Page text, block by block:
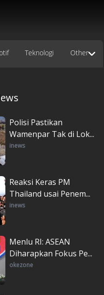
Teknologi Other
Polisi Pastikan
Wamenpar Tak di Lok...
inews
Reaksi Keras PM
Thailand usai Penem...
inews
Menlu RI: ASEAN
Diharapkan Fokus Pe...
okezone